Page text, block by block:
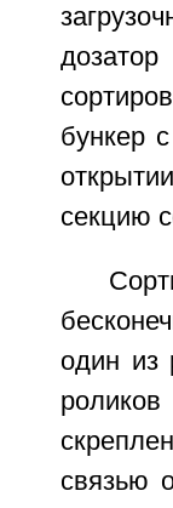
бункер
секцию
один из
связью